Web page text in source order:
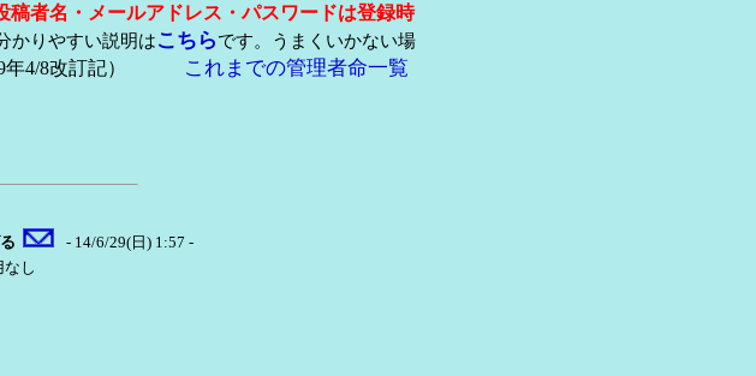
者名・メールアドレス・パスワードは登録時
かりやすい説明はこちらです。うまくいかない場
年4/8改訂記） これまでの管理者命一覧
- 14/6/29(日) 1:57 -
なし